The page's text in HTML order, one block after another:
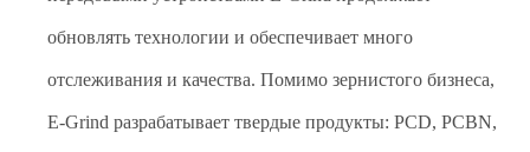
обновлять технологии и обеспечивает много
отслеживания и качества. Помимо зернистого бизнеса,
E-Grind разрабатывает твердые продукты: PCD, PCBN,